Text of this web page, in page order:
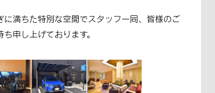
に満ちた特別な空間でスタッフ一同、皆様のご
申し上げております。